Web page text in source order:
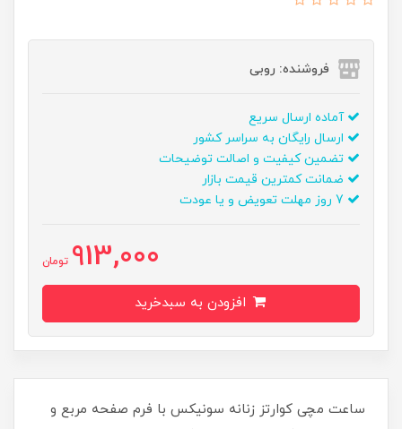
فروشنده: روبی
آماده ارسال سریع
ارسال رایگان به سراسر کشور
تضمین کیفیت و اصالت توضیحات
ضمانت کمترین قیمت بازار
913,000 تومان
ساعت مچی کوارتز زنانه سونیکس با فرم صفحه مربع و